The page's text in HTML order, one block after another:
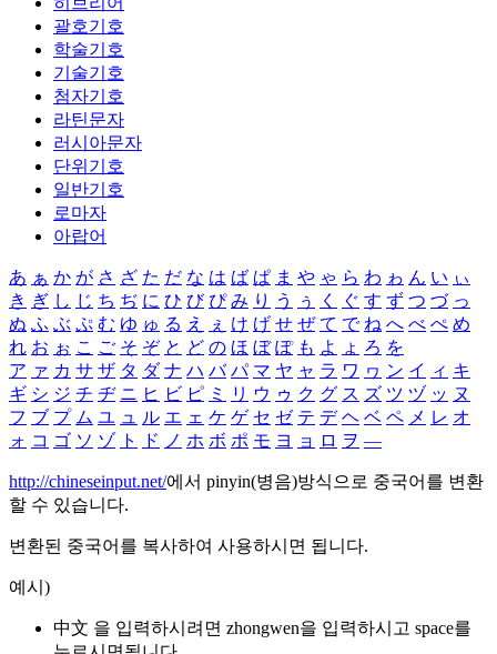
괄호기호
학술기호
기술기호
첨자기호
라틴문자
러시아문자
단위기호
일반기호
로마자
아랍어
あ ぁ か が さ ざ た だ な は ば ぱ ま や ゃ ら わ ゎ ん い ぃ
き ぎ し じ ち ぢ に ひ び ぴ み り う ぅ く ぐ す ず つ づ っ
ぬ ふ ぶ ぷ む ゆ ゅ る え ぇ け げ せ ぜ て で ね へ べ ぺ め
れ お ぉ こ ご そ ぞ と ど の ほ ぼ ぽ も よ ょ ろ を
ア ァ カ サ ザ タ ダ ナ ハ バ パ マ ヤ ャ ラ ワ ヮ ン イ ィ キ
ギ シ ジ チ ヂ ニ ヒ ビ ピ ミ リ ウ ゥ ク グ ス ズ ツ ヅ ッ ヌ
フ ブ プ ム ユ ュ ル エ ェ ケ ゲ セ ゼ テ デ ヘ ベ ペ メ レ オ
ォ コ ゴ ソ ゾ ト ド ノ ホ ボ ポ モ ヨ ョ ロ ヲ ―
http://chineseinput.net/에서 pinyin(병음)방식으로 중국어를 변환
할 수 있습니다.
변환된 중국어를 복사하여 사용하시면 됩니다.
예시)
中文 을 입력하시려면 zhongwen을 입력하시고 space를